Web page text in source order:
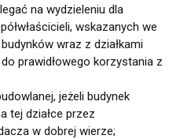
na wydzieleniu dla
wskazanych we
wraz z działkami
prawidłowego korzystania z
jeżeli budynek
tej działce przez
w dobrej wierze;